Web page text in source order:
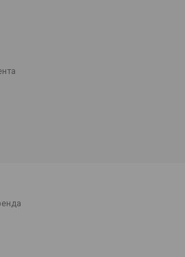
рукоятки. Для установки:
«Unlock»), поверните рукоятку до
(точность ±4 % с накрашенной
рукоятку (режим
после которого затяжку